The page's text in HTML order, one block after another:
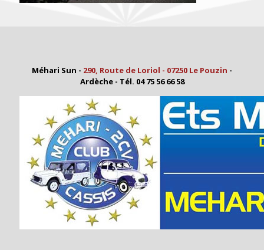
Méhari Sun - 290, Route de Loriol - 07250 Le Pouzin -
Ardèche - Tél. 04 75 56 66 58